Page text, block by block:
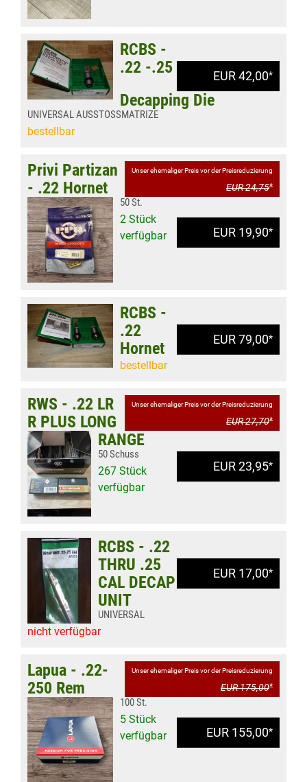
EUR 42,00*
RCBS -
.22 -.25
Decapping Die
UNIVERSAL AUSSTOSSMATRIZE
bestellbar
Unser ehemaliger Preis vor der Preisreduzierung
EUR 24,75*
EUR 19,90*
Privi Partizan
- .22 Hornet
50 St.
2 Stück
verfügbar
EUR 79,00*
RCBS -
.22
Hornet
bestellbar
Unser ehemaliger Preis vor der Preisreduzierung
EUR 27,70*
EUR 23,95*
RWS - .22 LR
R PLUS LONG
RANGE
50 Schuss
267 Stück
verfügbar
EUR 17,00*
RCBS - .22
THRU .25
CAL DECAP
UNIT
UNIVERSAL
nicht verfügbar
Unser ehemaliger Preis vor der Preisreduzierung
EUR 175,00*
EUR 155,00*
Lapua - .22-
250 Rem
100 St.
5 Stück
verfügbar